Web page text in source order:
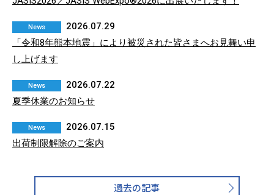
News
2026.07.29
「令和8年熊本地震」により被災された皆さまへお見舞い申
し上げます
News
2026.07.22
夏季休業のお知らせ
News
2026.07.15
出荷制限解除のご案内
過去の記事